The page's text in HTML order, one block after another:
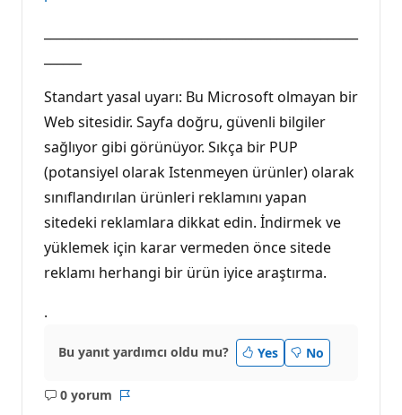
Standart yasal uyarı: Bu Microsoft olmayan bir
Web sitesidir. Sayfa doğru, güvenli bilgiler
sağlıyor gibi görünüyor. Sıkça bir PUP
(potansiyel olarak Istenmeyen ürünler) olarak
sınıflandırılan ürünleri reklamını yapan
sitedeki reklamlara dikkat edin. İndirmek ve
yüklemek için karar vermeden önce sitede
reklamı herhangi bir ürün iyice araştırma.
.
Bu yanıt yardımcı oldu mu? Yes No
0 yorum
Açıklama